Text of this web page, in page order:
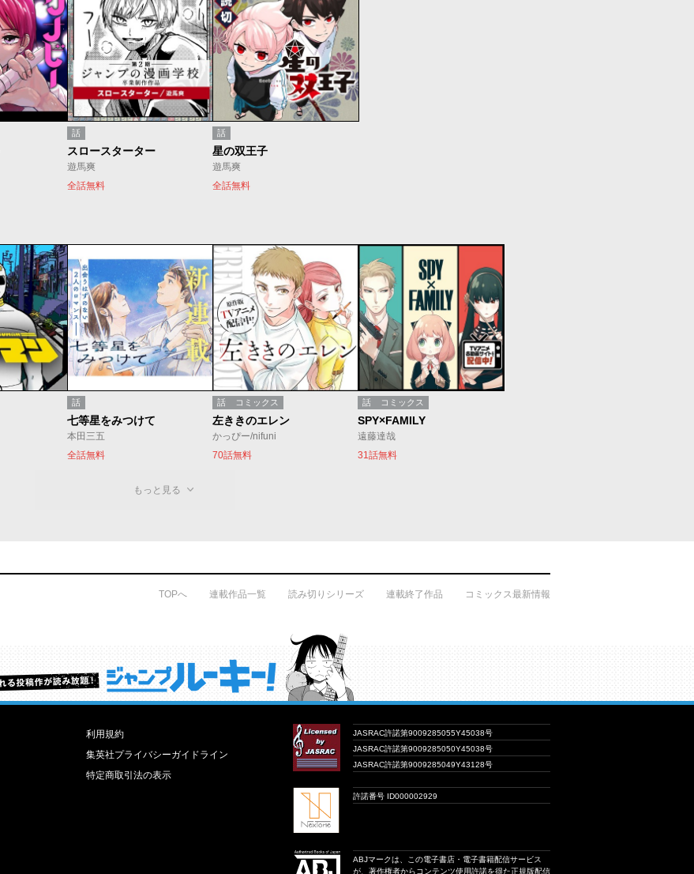
話
スロースターター
遊馬爽
全話無料
話
星の双王子
遊馬爽
全話無料
話
七等星をみつけて
本田三五
全話無料
話 コミックス
左ききのエレン
かっぴー/nifuni
70話無料
話 コミックス
SPY×FAMILY
遠藤達哉
31話無料
もっと見る
TOPへ 連載作品一覧 読み切りシリーズ 連載終了作品 コミックス最新情報
才能溢れる投稿作が読み放題！ ジャンプルーキー！
利用規約
集英社プライバシーガイドライン
特定商取引法の表示
JASRAC許諾第9009285055Y45038号
JASRAC許諾第9009285050Y45038号
JASRAC許諾第9009285049Y43128号
許諾番号 ID000002929
ABJマークは、この電子書店・電子書籍配信サービス
が、著作権者からコンテンツ使用許諾を得た正規版配信